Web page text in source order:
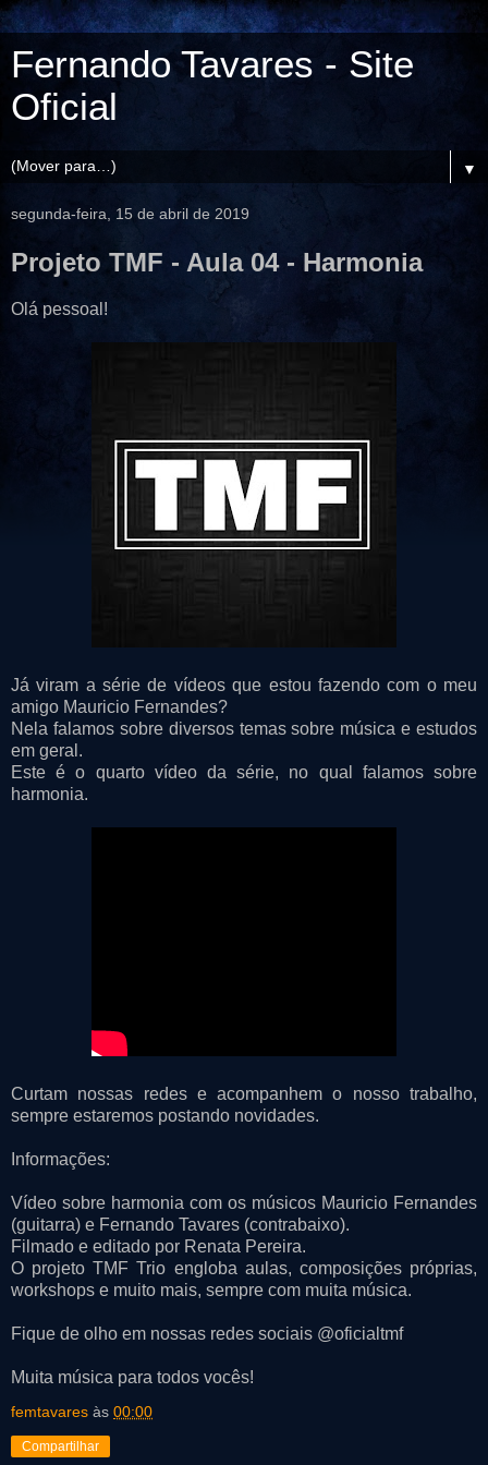
Fernando Tavares - Site
Oficial
▼
segunda-feira, 15 de abril de 2019
Projeto TMF - Aula 04 - Harmonia
Olá pessoal!
Já viram a série de vídeos que estou fazendo com o meu
amigo Mauricio Fernandes?
Nela falamos sobre diversos temas sobre música e estudos
em geral.
Este é o quarto vídeo da série, no qual falamos sobre
harmonia.
Curtam nossas redes e acompanhem o nosso trabalho,
sempre estaremos postando novidades.
Informações:
Vídeo sobre harmonia com os músicos Mauricio Fernandes
(guitarra) e Fernando Tavares (contrabaixo).
Filmado e editado por Renata Pereira.
O projeto TMF Trio engloba aulas, composições próprias,
workshops e muito mais, sempre com muita música.
Fique de olho em nossas redes sociais @oficialtmf
Muita música para todos vocês!
femtavares às 00:00
Compartilhar